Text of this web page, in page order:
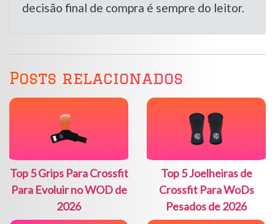
decisão final de compra é sempre do leitor.
Posts relacionados
Top 5 Grips Para Crossfit
Para Evoluir no WOD de
2026
Top 5 Joelheiras de
Crossfit Para WoDs
Pesados de 2026